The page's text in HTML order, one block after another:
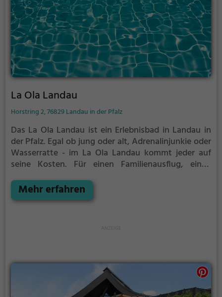
La Ola Landau
Horstring 2, 76829 Landau in der Pfalz
Das La Ola Landau ist ein Erlebnisbad in Landau in
der Pfalz. Egal ob jung oder alt, Adrenalinjunkie oder
Wasserratte - im La Ola Landau kommt jeder auf
seine Kosten. Für einen Familienausflug, einen
La Ola Landau genau die richtige Adresse.
Mehr erfahren